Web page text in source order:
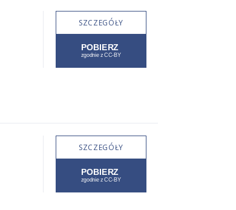
SZCZEGÓŁY
SZCZEGÓŁY